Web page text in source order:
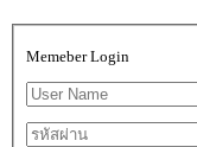
Memeber Login